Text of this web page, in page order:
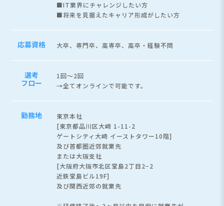
■IT業界にチャレンジしたい方
■将来を見据えたキャリア形成がしたい方
応募資格 大卒、専門卒、高専卒、高卒・経験不問
選考
フロー
1回～2回
→全てオンラインで可能です。
勤務地
東京本社
[東京都品川区大崎 1-11-2
ゲートシティ大崎 イーストタワー10階]
及び首都圏近郊就業先
または大阪支社
[大阪府大阪市北区堂島2丁目2−2
近鉄堂島ビル19F]
及び関西近郊の就業先